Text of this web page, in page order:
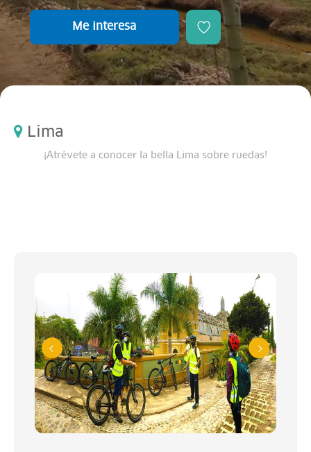
Me interesa
Lima
¡Atrévete a conocer la bella Lima sobre ruedas!